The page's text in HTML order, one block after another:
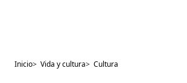
Inicio> Vida y cultura> Cultura